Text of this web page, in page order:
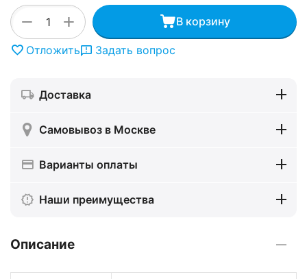
+
− В корзину
Отложить Задать вопрос
Доставка
Самовывоз в Москве
Варианты оплаты
Наши преимущества
Описание